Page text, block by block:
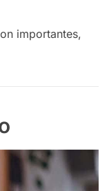
importantes,